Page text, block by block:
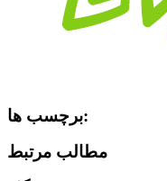
برچسب ها:
مطالب مرتبط